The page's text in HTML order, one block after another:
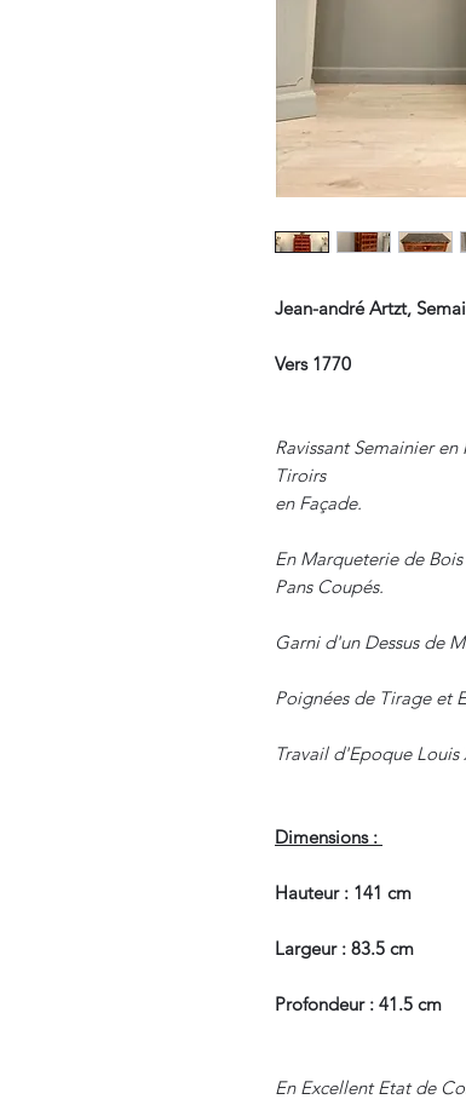
Jean-andré Artzt,
Vers 1770
Ravissant Semainier
Tiroirs
en Façade.
En Marqueterie de
Pans Coupés.
Garni d'un Dessus de
Poignées de Tirage et
Travail d'Epoque Louis
Dimensions :
Hauteur : 141 cm
Largeur : 83.5 cm
Profondeur : 41.5 cm
En Excellent Etat de